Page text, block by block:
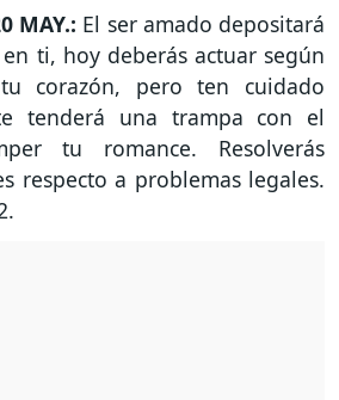
MAY.: El ser amado depositará
ti, hoy deberás actuar según
corazón, pero ten cuidado
tenderá una trampa con el
tu romance. Resolverás
respecto a problemas legales.